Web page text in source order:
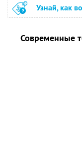
Узнай, как
Современные